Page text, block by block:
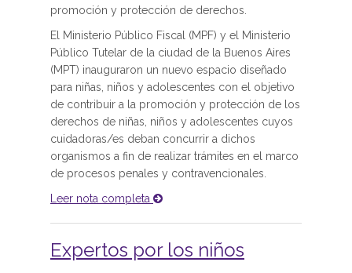
promoción y protección de derechos.
El Ministerio Público Fiscal (MPF) y el Ministerio
Público Tutelar de la ciudad de la Buenos Aires
(MPT) inauguraron un nuevo espacio diseñado
para niñas, niños y adolescentes con el objetivo
de contribuir a la promoción y protección de los
derechos de niñas, niños y adolescentes cuyos
cuidadoras/es deban concurrir a dichos
organismos a fin de realizar trámites en el marco
de procesos penales y contravencionales.
Leer nota completa
Expertos por los niños